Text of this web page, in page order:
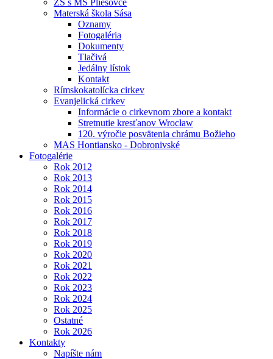
ZŠ s MŠ Pliešovce
Materská škola Sása
Oznamy
Fotogaléria
Dokumenty
Tlačivá
Jedálny lístok
Kontakt
Rímskokatolícka cirkev
Evanjelická cirkev
Informácie o cirkevnom zbore a kontakt
Stretnutie kresťanov Wrocław
120. výročie posvätenia chrámu Božieho
MAS Hontiansko - Dobronivské
Fotogalérie
Rok 2012
Rok 2013
Rok 2014
Rok 2015
Rok 2016
Rok 2017
Rok 2018
Rok 2019
Rok 2020
Rok 2021
Rok 2022
Rok 2023
Rok 2024
Rok 2025
Ostatné
Rok 2026
Kontakty
Napíšte nám